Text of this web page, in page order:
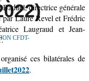
CFDT-
directrice générale
Laure Revel et Frédric
Laugraud et Jean-
ces bilatérales de
2022.